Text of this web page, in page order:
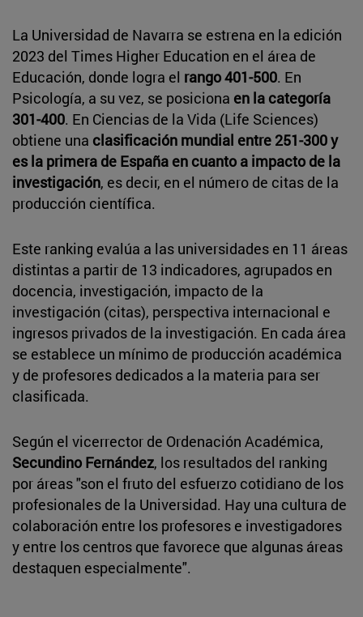
La Universidad de Navarra se estrena en la edición
2023 del Times Higher Education en el área de
Educación, donde logra el rango 401-500. En
Psicología, a su vez, se posiciona en la categoría
301-400. En Ciencias de la Vida (Life Sciences)
obtiene una clasificación mundial entre 251-300 y
es la primera de España en cuanto a impacto de la
investigación, es decir, en el número de citas de la
producción científica.
Este ranking evalúa a las universidades en 11 áreas
distintas a partir de 13 indicadores, agrupados en
docencia, investigación, impacto de la
investigación (citas), perspectiva internacional e
ingresos privados de la investigación. En cada área
se establece un mínimo de producción académica
y de profesores dedicados a la materia para ser
clasificada.
Según el vicerrector de Ordenación Académica,
Secundino Fernández, los resultados del ranking
por áreas "son el fruto del esfuerzo cotidiano de los
profesionales de la Universidad. Hay una cultura de
colaboración entre los profesores e investigadores
y entre los centros que favorece que algunas áreas
destaquen especialmente".